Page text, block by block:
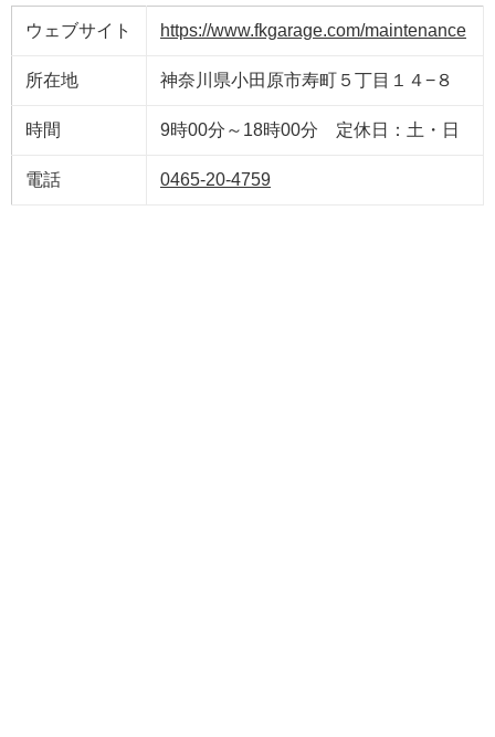
ウェブサイト https://www.fkgarage.com/maintenance
所在地 神奈川県小田原市寿町５丁目１４−８
時間 9時00分～18時00分 定休日：土・日
電話 0465-20-4759